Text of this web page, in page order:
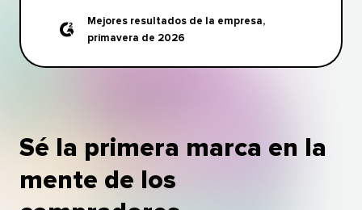
Mejores resultados de la empresa,
primavera de 2026​​
Sé la primera marca en la
mente de los